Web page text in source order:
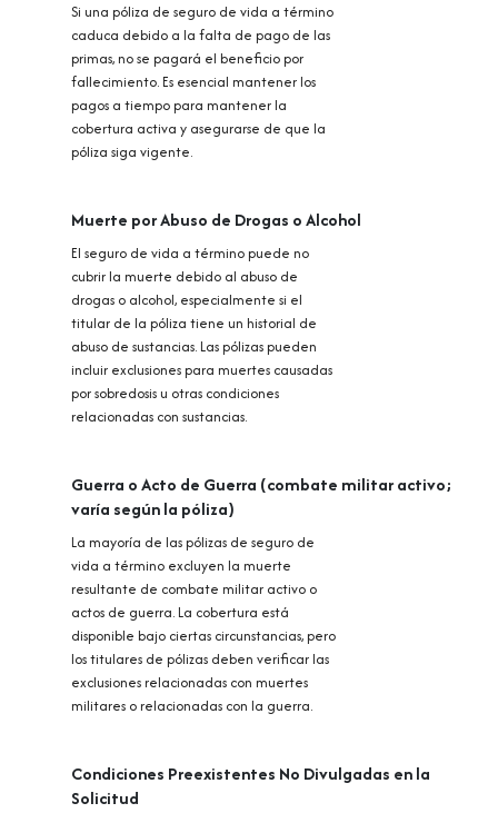
Si una póliza de seguro de vida a término
caduca debido a la falta de pago de las
primas, no se pagará el beneficio por
fallecimiento. Es esencial mantener los
pagos a tiempo para mantener la
cobertura activa y asegurarse de que la
póliza siga vigente.
Muerte por Abuso de Drogas o Alcohol
El seguro de vida a término puede no
cubrir la muerte debido al abuso de
drogas o alcohol, especialmente si el
titular de la póliza tiene un historial de
abuso de sustancias. Las pólizas pueden
incluir exclusiones para muertes causadas
por sobredosis u otras condiciones
relacionadas con sustancias.
Guerra o Acto de Guerra (combate militar activo;
varía según la póliza)
La mayoría de las pólizas de seguro de
vida a término excluyen la muerte
resultante de combate militar activo o
actos de guerra. La cobertura está
disponible bajo ciertas circunstancias, pero
los titulares de pólizas deben verificar las
exclusiones relacionadas con muertes
militares o relacionadas con la guerra.
Condiciones Preexistentes No Divulgadas en la
Solicitud